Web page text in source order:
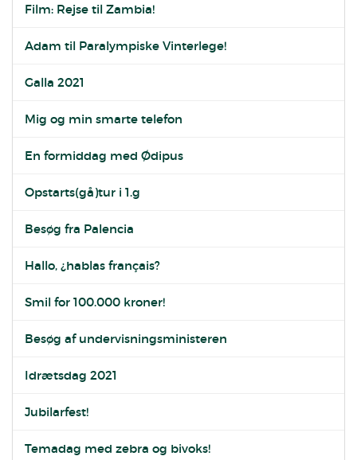
Film: Rejse til Zambia!
Adam til Paralympiske Vinterlege!
Galla 2021
Mig og min smarte telefon
En formiddag med Ødipus
Opstarts(gå)tur i 1.g
Besøg fra Palencia
Hallo, ¿hablas français?
Smil for 100.000 kroner!
Besøg af undervisningsministeren
Idrætsdag 2021
Jubilarfest!
Temadag med zebra og bivoks!